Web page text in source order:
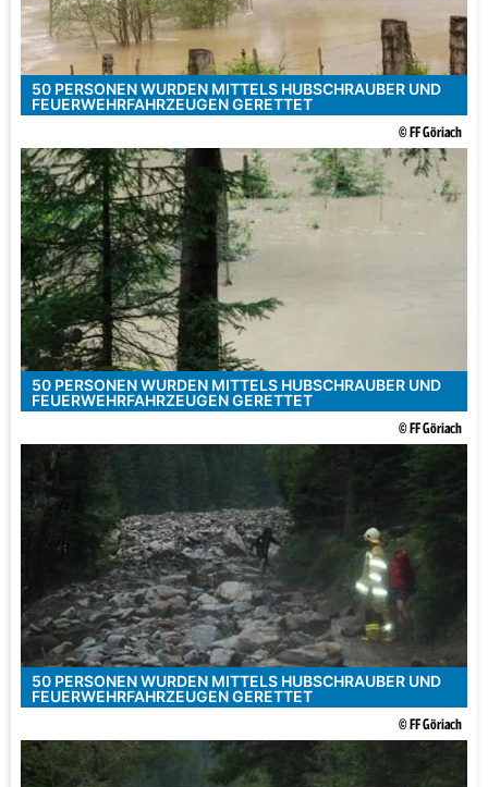
50 PERSONEN WURDEN MITTELS HUBSCHRAUBER UND
FEUERWEHRFAHRZEUGEN GERETTET
© FF Göriach
50 PERSONEN WURDEN MITTELS HUBSCHRAUBER UND
FEUERWEHRFAHRZEUGEN GERETTET
© FF Göriach
50 PERSONEN WURDEN MITTELS HUBSCHRAUBER UND
FEUERWEHRFAHRZEUGEN GERETTET
© FF Göriach